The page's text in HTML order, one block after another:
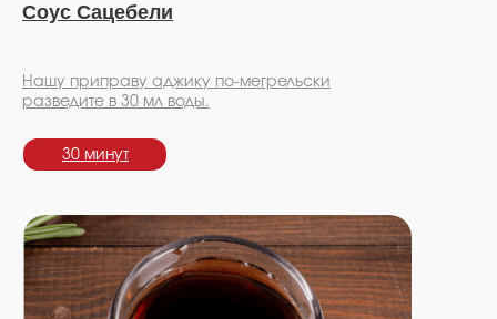
Соус Сацебели
Нашу приправу аджику по-мегрельски
разведите в 30 мл воды.
30 минут